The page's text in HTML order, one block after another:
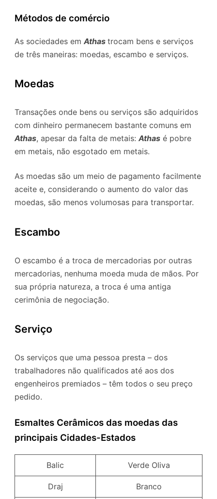
Métodos de comércio
As sociedades em Athas trocam bens e serviços
de três maneiras: moedas, escambo e serviços.
Moedas
Transações onde bens ou serviços são adquiridos
com dinheiro permanecem bastante comuns em
Athas, apesar da falta de metais: Athas é pobre
em metais, não esgotado em metais.
As moedas são um meio de pagamento facilmente
aceite e, considerando o aumento do valor das
moedas, são menos volumosas para transportar.
Escambo
O escambo é a troca de mercadorias por outras
mercadorias, nenhuma moeda muda de mãos. Por
sua própria natureza, a troca é uma antiga
cerimônia de negociação.
Serviço
Os serviços que uma pessoa presta – dos
trabalhadores não qualificados até aos dos
engenheiros premiados – têm todos o seu preço
pedido.
Esmaltes Cerâmicos das moedas das
principais Cidades-Estados
Balic Verde Oliva
Draj Branco